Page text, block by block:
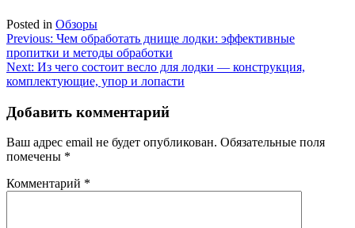
Posted in Обзоры
Навигация
по
записям
Previous: Чем обработать днище лодки: эффективные
пропитки и методы обработки
Next: Из чего состоит весло для лодки — конструкция,
комплектующие, упор и лопасти
Добавить комментарий
Ваш адрес email не будет опубликован. Обязательные поля
помечены *
Комментарий *